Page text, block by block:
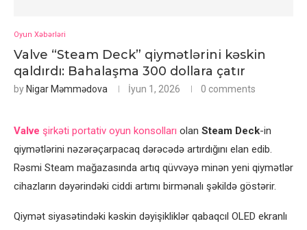
Oyun Xəbərləri
Valve “Steam Deck” qiymətlərini kəskin
qaldırdı: Bahalaşma 300 dollara çatır
by Nigar Məmmədova İyun 1, 2026 0 comments
Valve şirkəti portativ oyun konsolları olan Steam Deck-in
qiymətlərini nəzərəçarpacaq dərəcədə artırdığını elan edib.
Rəsmi Steam mağazasında artıq qüvvəyə minən yeni qiymətlər
cihazların dəyərindəki ciddi artımı birmənalı şəkildə göstərir.
Qiymət siyasətindəki kəskin dəyişikliklər qabaqcıl OLED ekranlı